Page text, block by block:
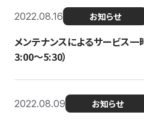
2022.08.16 お知らせ
メンテナンスによるサービス
3:00〜5:30）
2022.08.09 お知らせ